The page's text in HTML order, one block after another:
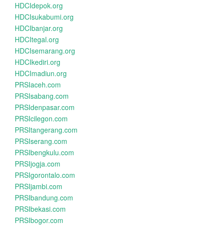
HDCIdepok.org
HDCIsukabumi.org
HDCIbanjar.org
HDCItegal.org
HDCIsemarang.org
HDCIkediri.org
HDCImadiun.org
PRSIaceh.com
PRSIsabang.com
PRSIdenpasar.com
PRSIcilegon.com
PRSItangerang.com
PRSIserang.com
PRSIbengkulu.com
PRSIjogja.com
PRSIgorontalo.com
PRSIjambi.com
PRSIbandung.com
PRSIbekasi.com
PRSIbogor.com